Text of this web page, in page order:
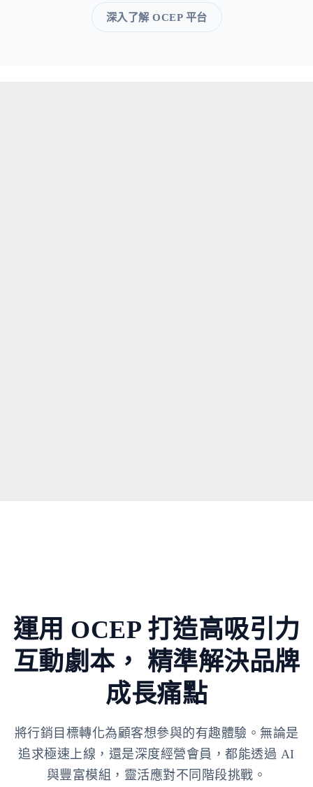
深入了解 OCEP 平台
運用 OCEP 打造高吸引力
互動劇本， 精準解決品牌
成長痛點
將行銷目標轉化為顧客想參與的有趣體驗。無論是
追求極速上線，還是深度經營會員，都能透過 AI
與豐富模組，靈活應對不同階段挑戰。